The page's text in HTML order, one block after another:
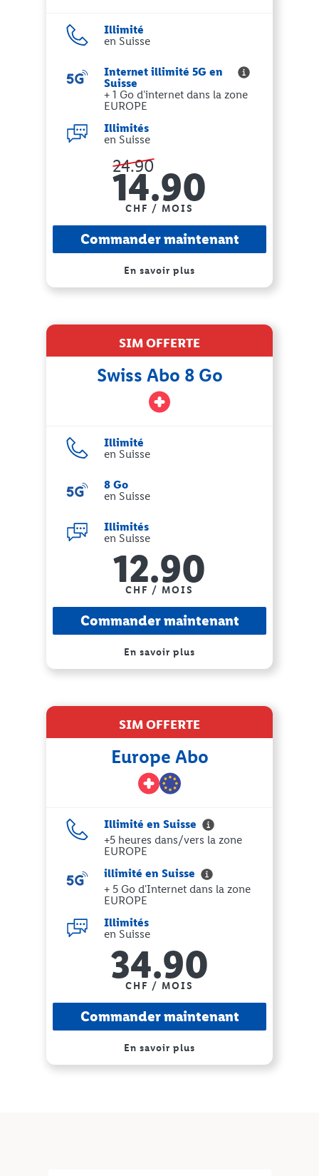
Illimité
en Suisse
Internet illimité 5G en
Suisse
+ 1 Go d'internet dans la zone
EUROPE
Illimités
en Suisse
24.90
14.90
CHF / MOIS
Commander maintenant
En savoir plus
SIM OFFERTE
Swiss Abo 8 Go
Illimité
en Suisse
8 Go
en Suisse
Illimités
en Suisse
12.90
CHF / MOIS
Commander maintenant
En savoir plus
SIM OFFERTE
Europe Abo
Illimité en Suisse
+5 heures dans/vers la zone
EUROPE
illimité en Suisse
+ 5 Go d'Internet dans la zone
EUROPE
Illimités
en Suisse
34.90
CHF / MOIS
Commander maintenant
En savoir plus